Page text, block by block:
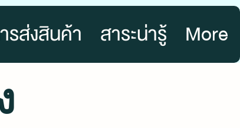
รส่งสินค้า สาระน่ารู้ More